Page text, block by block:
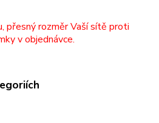
přesný rozměr Vaší sítě proti
v objednávce.